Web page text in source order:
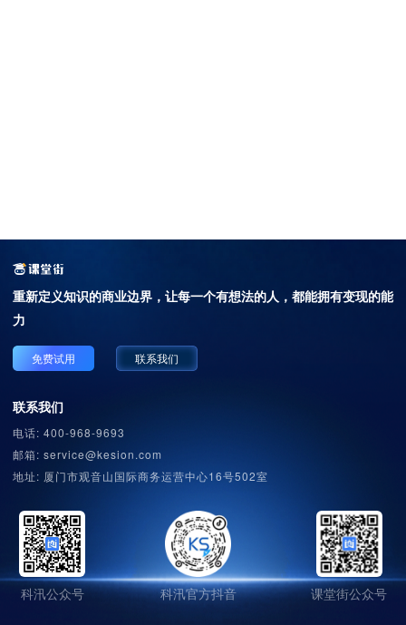
重新定义知识的商业边界， 让每一个有想法的人，都能拥有变现的能
力
免费试用 联系我们
联系我们
电话: 400-968-9693
邮箱: service@kesion.com
地址: 厦门市观音山国际商务运营中心16号502室
科汛公众号 科汛官方抖音 课堂街公众号